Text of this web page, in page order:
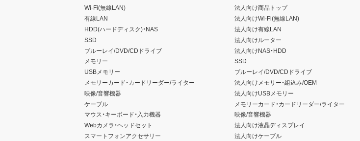
Wi-Fi(無線LAN)
有線LAN
HDD(ハードディスク)・NAS
SSD
ブルーレイ/DVD/CDドライブ
メモリー
USBメモリー
メモリーカード・カードリーダー/ライター
映像/音響機器
ケーブル
マウス・キーボード・入力機器
Webカメラ・ヘッドセット
スマートフォンアクセサリー
法人向け商品トップ
法人向けWi-Fi(無線LAN)
法人向け有線LAN
法人向けルーター
法人向けNAS・HDD
SSD
ブルーレイ/DVD/CDドライブ
法人向けメモリー・組込み/OEM
法人向けUSBメモリー
メモリーカード・カードリーダー/ライター
映像/音響機器
法人向け液晶ディスプレイ
法人向けケーブル